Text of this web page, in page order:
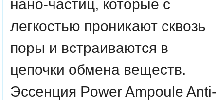
нано-частиц, которые с
легкостью проникают сквозь
поры и встраиваются в
цепочки обмена веществ.
Эссенция Power Ampoule Anti-